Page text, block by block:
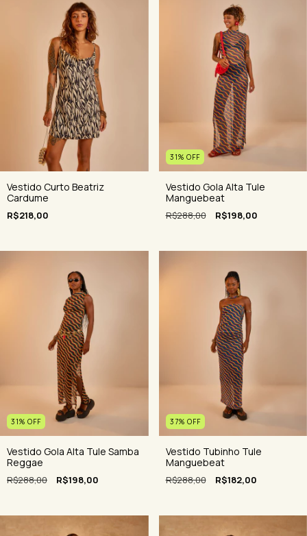
Vestido Curto Beatriz
Cardume
R$218,00
31% OFF
Vestido Gola Alta Tule
Manguebeat
R$288,00 R$198,00
31% OFF
Vestido Gola Alta Tule Samba
Reggae
R$288,00 R$198,00
37% OFF
Vestido Tubinho Tule
Manguebeat
R$288,00 R$182,00